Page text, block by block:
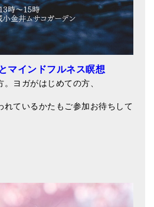
マインドフルネス瞑想
ヨガがはじめての方、
れているかたもご参加お待ちして